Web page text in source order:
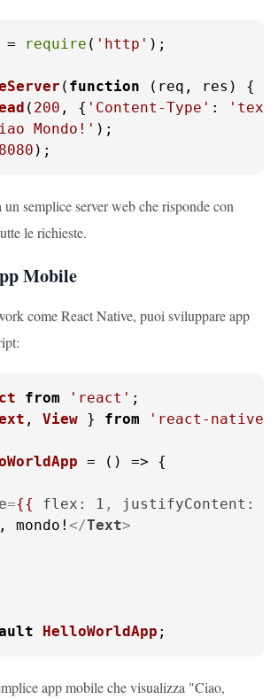
= require ( 'http' );
( function ( req, res ) {
( 200 , { 'Content-Type' :
Mondo!' );
8080 );
semplice server web che risponde con
le richieste.
Mobile
come React Native, puoi sviluppare app
from 'react'
, View } from 'react-native'
= (
={{ flex: 1 , justifyContent:
mondo! </Text>
HelloWorldApp ;
app mobile che visualizza "Ciao,